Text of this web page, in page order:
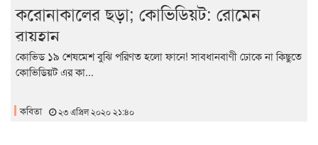
করোনাকালের ছড়া; কোভিডিয়ট: রোমেন
রায়হান
কোভিড ১৯ শেষমেশ বুঝি পরিণত হলো ফানে! সাবধানবাণী ঢোকে না কিছুতে
কোভিডিয়ট এর কা...
কবিতা ২৩ এপ্রিল ২০২০ ২১:৪০